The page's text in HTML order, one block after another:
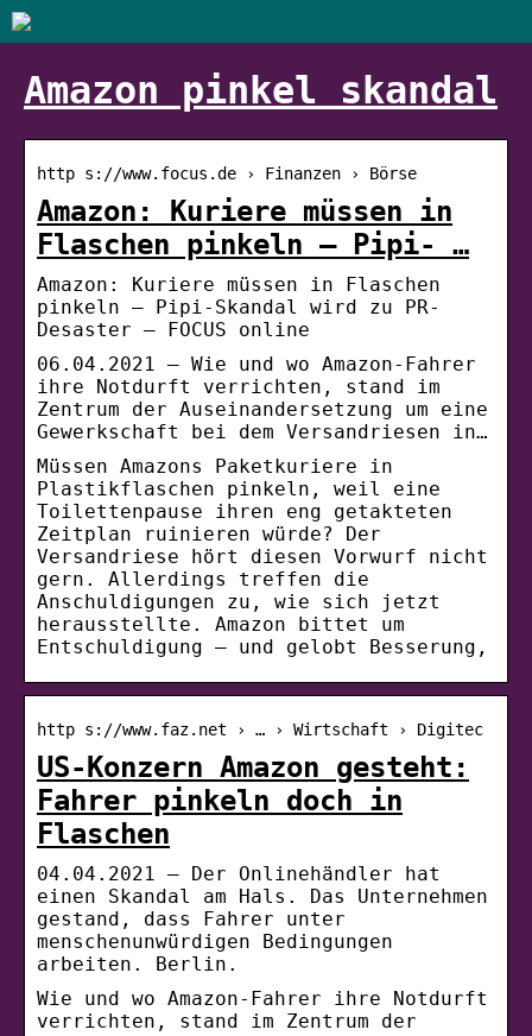
Amazon pinkel skandal
http s://www.focus.de › Finanzen › Börse
Amazon: Kuriere müssen in
Flaschen pinkeln – Pipi- …
Amazon: Kuriere müssen in Flaschen
pinkeln – Pipi-Skandal wird zu PR-
Desaster – FOCUS online
06.04.2021 — Wie und wo Amazon-Fahrer
ihre Notdurft verrichten, stand im
Zentrum der Auseinandersetzung um eine
Gewerkschaft bei dem Versandriesen in…
Müssen Amazons Paketkuriere in
Plastikflaschen pinkeln, weil eine
Toilettenpause ihren eng getakteten
Zeitplan ruinieren würde? Der
Versandriese hört diesen Vorwurf nicht
gern. Allerdings treffen die
Anschuldigungen zu, wie sich jetzt
herausstellte. Amazon bittet um
Entschuldigung – und gelobt Besserung,
http s://www.faz.net › … › Wirtschaft › Digitec
US-Konzern Amazon gesteht:
Fahrer pinkeln doch in
Flaschen
04.04.2021 — Der Onlinehändler hat
einen Skandal am Hals. Das Unternehmen
gestand, dass Fahrer unter
menschenunwürdigen Bedingungen
arbeiten. Berlin.
Wie und wo Amazon-Fahrer ihre Notdurft
verrichten, stand im Zentrum der